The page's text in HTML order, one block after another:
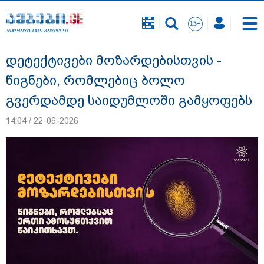
საინფორმაციო პორტალი
18 წელი აგვისტოს ომიდან - ტრაგიკული
მოვლენების ქრონოლოგია, რომელიც
შესაძლოა, აღარ გვახსოვს
საინფორმაციო პორტალი
დეტექტივები მოზარდებისთვის -
წიგნები, რომლებიც ბოლო
გვერდამდე საიდუმლოში გამყოფებს
14:04 / 22-06-2026